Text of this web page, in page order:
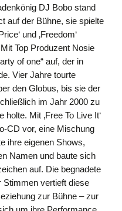
DJ Bobo stand
auf der Bühne, sie spielte
und ‚Freedom‘
Top Produzent Nosie
of one“ auf, der in
Vier Jahre tourte
den Globus, bis sie der
im Jahr 2000 zu
Mit ‚Free To Live It‘
CD vor, eine Mischung
ihre eigenen Shows,
Namen und baute sich
auf. Die begnadete
Stimmen vertieft diese
zur Bühne – zur